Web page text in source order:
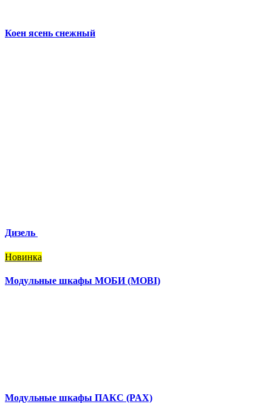
Коен ясень снежный
Дизель
Новинка
Модульные шкафы МОБИ (MOBI)
Модульные шкафы ПАКС (PAX)